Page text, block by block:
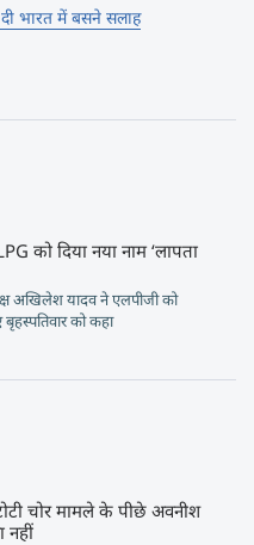
भारत में बसने सलाह
को दिया नया नाम ‘लापता
अखिलेश यादव ने एलपीजी को
को कहा
चोर मामले के पीछे अवनीश
नहीं